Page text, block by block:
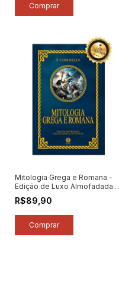
Mitologia Grega e Romana -
Edição de Luxo Almofadada -
Autor: Pierre Commelin (2026)
[novo]
R$89,90